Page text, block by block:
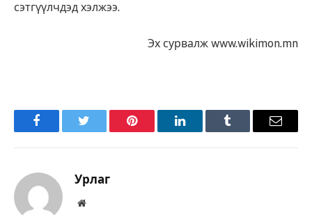
сэтгүүлчдэд хэлжээ.
Эх сурвалж www.wikimon.mn
FacebookTwitter Pinterest LinkedInTumblr Имэйл
Урлаг
Вэбсайт